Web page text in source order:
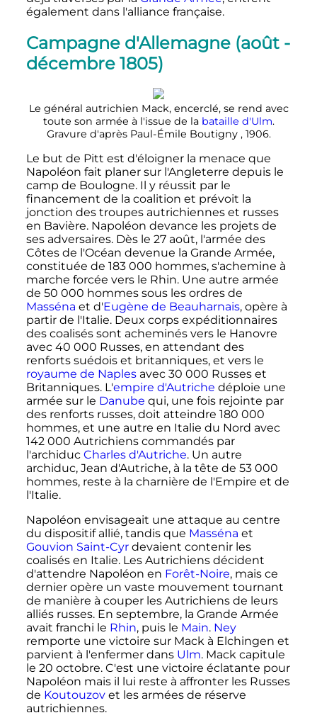
également dans l'alliance française.
Campagne d'Allemagne (août -
décembre 1805)
Le général autrichien Mack, encerclé, se rend avec
toute son armée à l'issue de la bataille d'Ulm.
Gravure d'après Paul-Émile Boutigny , 1906.
Le but de Pitt est d'éloigner la menace que
Napoléon fait planer sur l'Angleterre depuis le
camp de Boulogne. Il y réussit par le
financement de la coalition et prévoit la
jonction des troupes autrichiennes et russes
en Bavière. Napoléon devance les projets de
ses adversaires. Dès le 27 août, l'armée des
Côtes de l'Océan devenue la Grande Armée,
constituée de 183 000 hommes, s'achemine à
marche forcée vers le Rhin. Une autre armée
de 50 000 hommes sous les ordres de
Masséna et d'Eugène de Beauharnais, opère à
partir de l'Italie. Deux corps expéditionnaires
des coalisés sont acheminés vers le Hanovre
avec 40 000 Russes, en attendant des
renforts suédois et britanniques, et vers le
royaume de Naplesavec 30 000 Russes et
Britanniques. L'empire d'Autriche déploie une
armée sur le Danube qui, une fois rejointe par
des renforts russes, doit atteindre 180 000
hommes, et une autre en Italie du Nord avec
142 000 Autrichiens commandés par
l'archiduc Charles d'Autriche. Un autre
archiduc, Jean d'Autriche, à la tête de 53 000
hommes, reste à la charnière de l'Empire et de
l'Italie.
Napoléon envisageait une attaque au centre
du dispositif allié, tandis que Masséna et
Gouvion Saint-Cyrdevaient contenir les
coalisés en Italie. Les Autrichiens décident
d'attendre Napoléon en Forêt-Noire, mais ce
dernier opère un vaste mouvement tournant
de manière à couper les Autrichiens de leurs
alliés russes. En septembre, la Grande Armée
avait franchi le Rhin, puis le Main. Ney
remporte une victoire sur Mack à Elchingen et
parvient à l'enfermer dans Ulm. Mack capitule
le 20 octobre. C'est une victoire éclatante pour
Napoléon mais il lui reste à affronter les Russes
de Koutouzovet les armées de réserve
autrichiennes.